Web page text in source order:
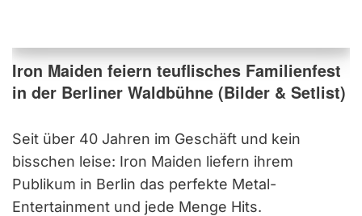
Iron Maiden feiern teuflisches Familienfest
in der Berliner Waldbühne (Bilder & Setlist)
Seit über 40 Jahren im Geschäft und kein
bisschen leise: Iron Maiden liefern ihrem
Publikum in Berlin das perfekte Metal-
Entertainment und jede Menge Hits.